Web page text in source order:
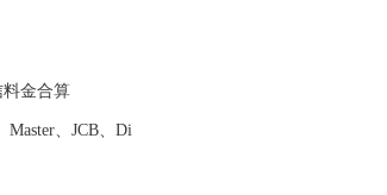
料金合算
、JCB、Di